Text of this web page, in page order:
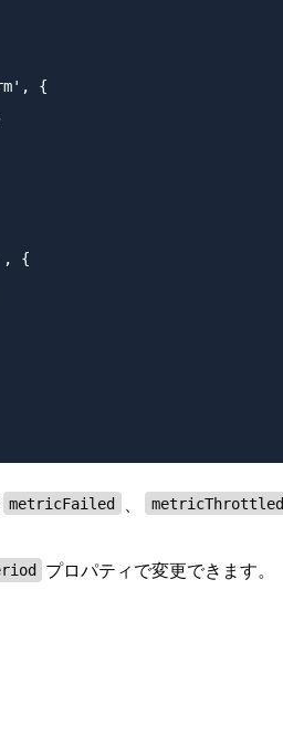
{
{
metricFailed 、 metricThrottled
プロパティで変更できます。